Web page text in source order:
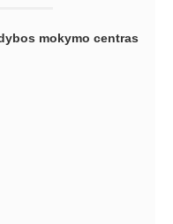
mokymo centras
aiškią veiklos